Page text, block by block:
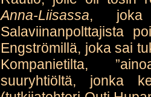
Anna-Liisassa, joka
Salaviinanpolttajista
Engströmillä, joka sai
Kompanietilta,
suuryhtiöltä, jonka